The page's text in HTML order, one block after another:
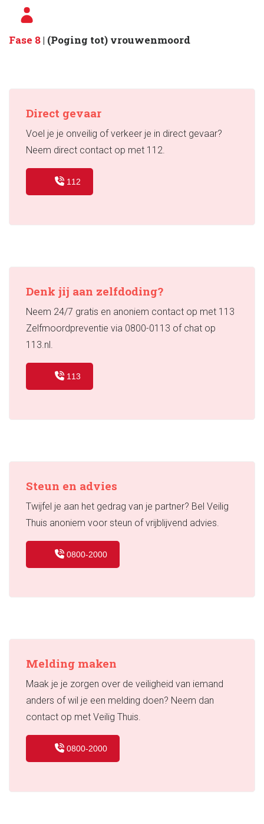
Fase 8| (Poging tot) vrouwenmoord
Direct gevaar
Voel je je onveilig of verkeer je in direct gevaar?
Neem direct contact op met 112.
112
Denk jij aan zelfdoding?
Neem 24/7 gratis en anoniem contact op met 113
Zelfmoordpreventie via 0800-0113 of chat op
113.nl.
113
Steun en advies
Twijfel je aan het gedrag van je partner? Bel Veilig
Thuis anoniem voor steun of vrijblijvend advies.
0800-2000
Melding maken
Maak je je zorgen over de veiligheid van iemand
anders of wil je een melding doen? Neem dan
contact op met Veilig Thuis.
0800-2000